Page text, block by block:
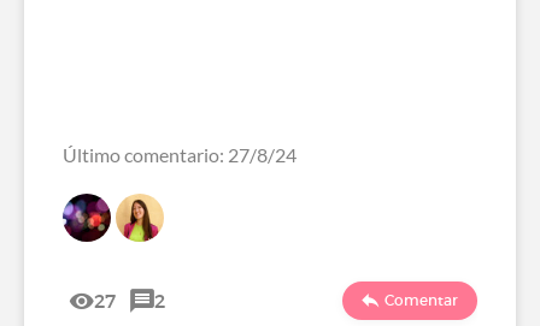
Último comentario: 27/8/24
27 2 Comentar